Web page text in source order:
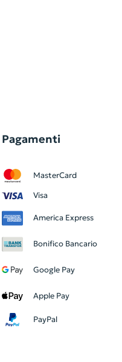
Pagamenti
MasterCard
Visa
America Express
Bonifico Bancario
Google Pay
Apple Pay
PayPal